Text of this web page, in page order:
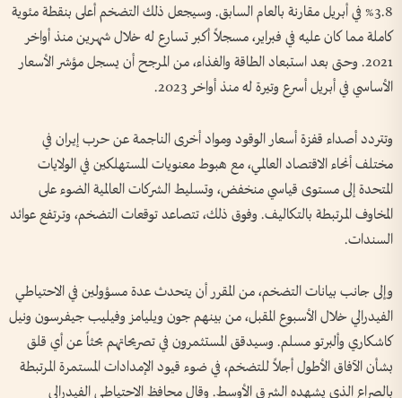
3.8% في أبريل مقارنة بالعام السابق. وسيجعل ذلك التضخم أعلى بنقطة مئوية
كاملة مما كان عليه في فبراير، مسجلاً أكبر تسارع له خلال شهرين منذ أواخر
2021. وحتى بعد استبعاد الطاقة والغذاء، من المرجح أن يسجل مؤشر الأسعار
الأساسي في أبريل أسرع وتيرة له منذ أواخر 2023.
وتتردد أصداء قفزة أسعار الوقود ومواد أخرى الناجمة عن حرب إيران في
مختلف أنحاء الاقتصاد العالمي، مع هبوط معنويات المستهلكين في الولايات
المتحدة إلى مستوى قياسي منخفض، وتسليط الشركات العالمية الضوء على
المخاوف المرتبطة بالتكاليف. وفوق ذلك، تتصاعد توقعات التضخم، وترتفع عوائد
السندات.
وإلى جانب بيانات التضخم، من المقرر أن يتحدث عدة مسؤولين في الاحتياطي
الفيدرالي خلال الأسبوع المقبل، من بينهم جون ويليامز وفيليب جيفرسون ونيل
كاشكاري وألبرتو مسلم. وسيدقق المستثمرون في تصريحاتهم بحثاً عن أي قلق
بشأن الآفاق الأطول أجلاً للتضخم، في ضوء قيود الإمدادات المستمرة المرتبطة
بالصراع الذي يشهده الشرق الأوسط. وقال محافظ الاحتياطي الفيدرالي